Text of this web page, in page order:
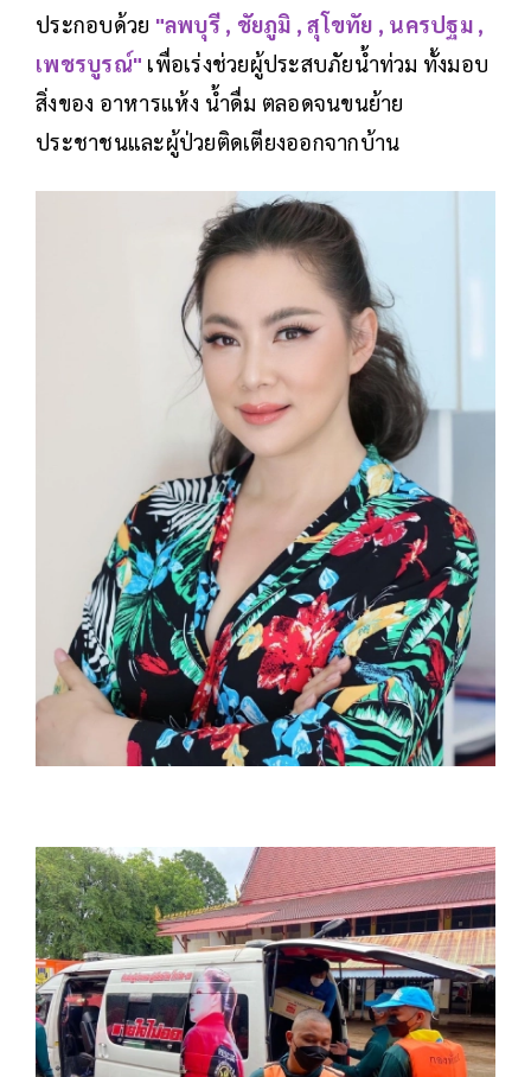
ประกอบด้วย "ลพบุรี , ชัยภูมิ , สุโขทัย , นครปฐม ,
เพชรบูรณ์" เพื่อเร่งช่วยผู้ประสบภัยน้ำท่วม ทั้งมอบ
สิ่งของ อาหารแห้ง น้ำดื่ม ตลอดจนขนย้าย
ประชาชนและผู้ป่วยติดเตียงออกจากบ้าน